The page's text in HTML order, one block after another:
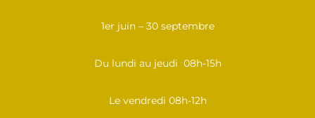
1er juin – 30 septembre
Du lundi au jeudi 08h-15h
Le vendredi 08h-12h